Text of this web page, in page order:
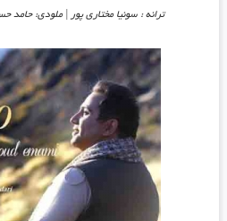
ترانه : سونیا مختاری پور | ملودی: حامد